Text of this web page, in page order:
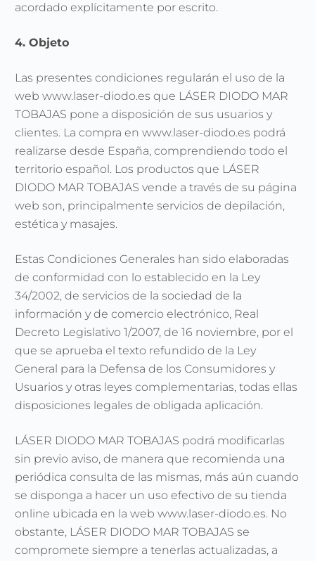
acordado explícitamente por escrito.
4. Objeto
Las presentes condiciones regularán el uso de la
web www.laser-diodo.es que LÁSER DIODO MAR
TOBAJAS pone a disposición de sus usuarios y
clientes. La compra enwww.laser-diodo.es podrá
realizarse desde España, comprendiendo todo el
territorio español. Los productos que LÁSER
DIODO MAR TOBAJAS vende a través de su página
web son, principalmente servicios de depilación,
estética y masajes.
Estas Condiciones Generales han sido elaboradas
de conformidad con lo establecido en la Ley
34/2002, de servicios de la sociedad de la
información y de comercio electrónico, Real
Decreto Legislativo 1/2007, de 16 noviembre, por el
que se aprueba el texto refundido de la Ley
General para la Defensa de los Consumidores y
Usuarios y otras leyes complementarias, todas ellas
disposiciones legales de obligada aplicación.
LÁSER DIODO MAR TOBAJAS podrá modificarlas
sin previo aviso, de manera que recomienda una
periódica consulta de las mismas, más aún cuando
se disponga a hacer un uso efectivo de su tienda
online ubicada en la web www.laser-diodo.es. No
obstante, LÁSER DIODO MAR TOBAJAS se
compromete siempre a tenerlas actualizadas, a